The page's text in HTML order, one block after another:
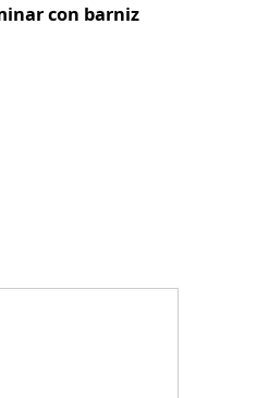
con barniz